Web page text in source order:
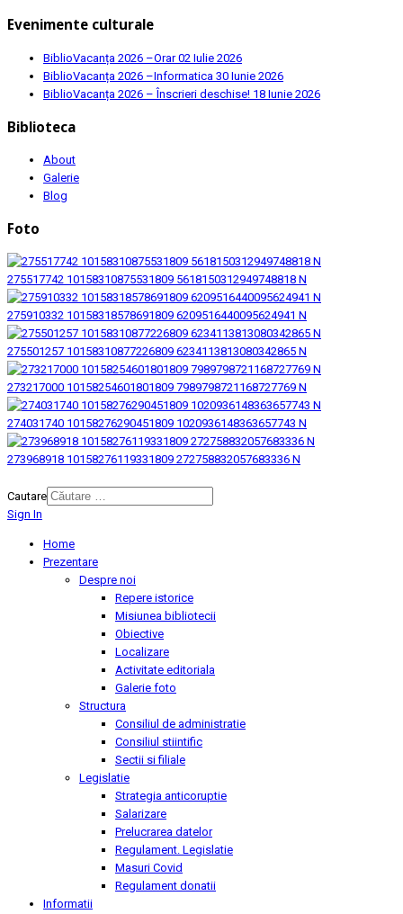
Evenimente culturale
BiblioVacanța 2026 –Orar02 Iulie 2026
BiblioVacanța 2026 –Informatica 30 Iunie 2026
BiblioVacanța 2026 – Înscrieri deschise! 18 Iunie 2026
Biblioteca
About
Galerie
Blog
Foto
275517742 10158310875531809 5618150312949748818 N
275910332 10158318578691809 6209516440095624941 N
275501257 10158310877226809 6234113813080342865 N
273217000 10158254601801809 7989798721168727769 N
274031740 10158276290451809 1020936148363657743 N
273968918 10158276119331809 272758832057683336 N
Cautare
Sign In
Home
Prezentare
Despre noi
Repere istorice
Misiunea bibliotecii
Obiective
Localizare
Activitate editoriala
Galerie foto
Structura
Consiliul de administratie
Consiliul stiintific
Sectii si filiale
Legislatie
Strategia anticoruptie
Salarizare
Prelucrarea datelor
Regulament. Legislatie
Masuri Covid
Regulament donatii
Informatii